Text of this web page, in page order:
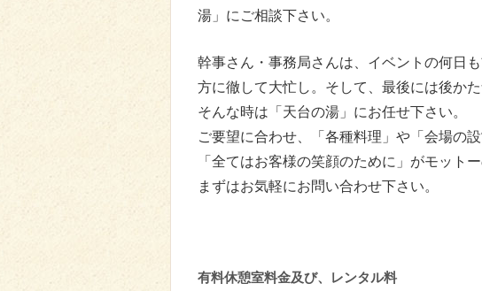
湯」にご相談下さい。
幹事さん・事務局さんは、イベントの何日
方に徹して大忙し。そして、最後には後かた
そんな時は「天台の湯」にお任せ下さい。
ご要望に合わせ、「各種料理」や「会場の
「全てはお客様の笑顔のために」がモット
まずはお気軽にお問い合わせ下さい。
有料休憩室料金及び、レンタル料